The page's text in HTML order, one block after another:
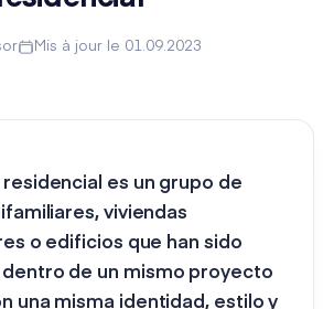
Mis à jour le 01.09.2023
es un grupo de
viviendas
o edificios que han sido
de un mismo proyecto
una misma identidad, estilo y